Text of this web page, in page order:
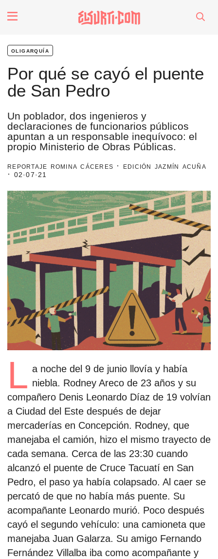
Futuros
Soberanas
Oligarquía
Despacio Sonoro
especiales
invasores vip
estronismo climático
escuelas fumigadas
historia de las mujeres
patria contratista
plan del terror
consumo ilustrado
oligarquía
Por qué se cayó el puente
de San Pedro
Un poblador, dos ingenieros y
declaraciones de funcionarios públicos
apuntan a un responsable inequívoco: el
propio Ministerio de Obras Públicas.
reportaje romina cáceres · edición jazmín acuña
·
02·07·21
L a noche del 9 de junio llovía y había
niebla. Rodney Areco de 23 años y su
compañero Denis Leonardo Díaz de 19 volvían
a Ciudad del Este después de dejar
mercaderías en Concepción. Rodney, que
manejaba el camión, hizo el mismo trayecto de
cada semana. Cerca de las 23:30 cuando
alcanzó el puente de Cruce Tacuatí en San
Pedro, el paso ya había colapsado. Al caer se
percató de que no había más puente. Su
acompañante Leonardo murió. Poco después
cayó el segundo vehículo: una camioneta que
manejaba Juan Galarza. Su amigo Fernando
Fernández Villalba iba como acompañante y